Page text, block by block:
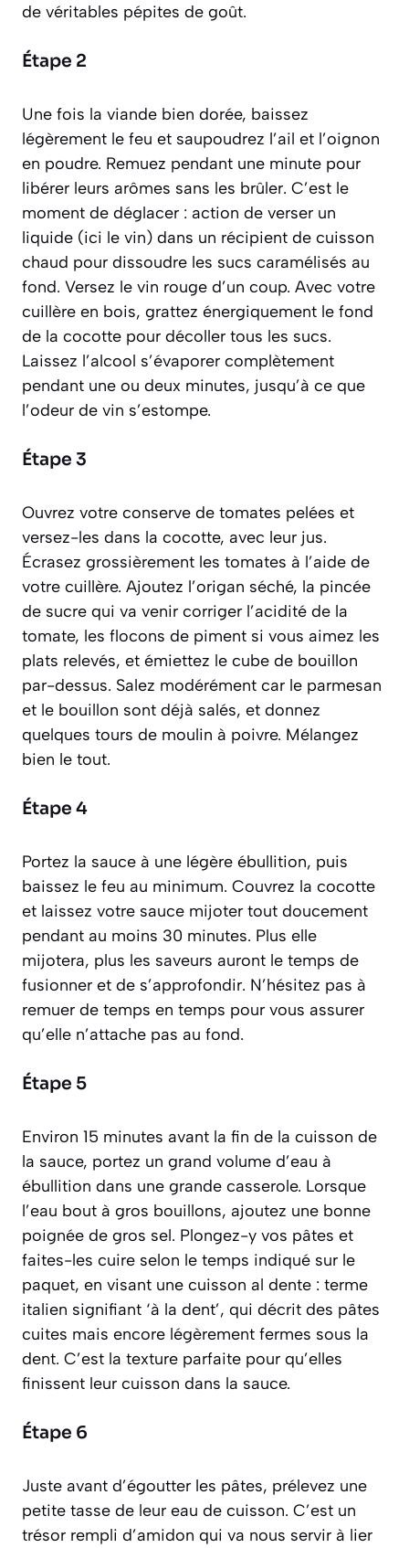
de véritables pépites de goût.
Étape 2
Une fois la viande bien dorée, baissez
légèrement le feu et saupoudrez l’ail et l’oignon
en poudre. Remuez pendant une minute pour
libérer leurs arômes sans les brûler. C’est le
moment de déglacer : action de verser un
liquide (ici le vin) dans un récipient de cuisson
chaud pour dissoudre les sucs caramélisés au
fond. Versez le vin rouge d’un coup. Avec votre
cuillère en bois, grattez énergiquement le fond
de la cocotte pour décoller tous les sucs.
Laissez l’alcool s’évaporer complètement
pendant une ou deux minutes, jusqu’à ce que
l’odeur de vin s’estompe.
Étape 3
Ouvrez votre conserve de tomates pelées et
versez-les dans la cocotte, avec leur jus.
Écrasez grossièrement les tomates à l’aide de
votre cuillère. Ajoutez l’origan séché, la pincée
de sucre qui va venir corriger l’acidité de la
tomate, les flocons de piment si vous aimez les
plats relevés, et émiettez le cube de bouillon
par-dessus. Salez modérément car le parmesan
et le bouillon sont déjà salés, et donnez
quelques tours de moulin à poivre. Mélangez
bien le tout.
Étape 4
Portez la sauce à une légère ébullition, puis
baissez le feu au minimum. Couvrez la cocotte
et laissez votre sauce mijoter tout doucement
pendant au moins 30 minutes. Plus elle
mijotera, plus les saveurs auront le temps de
fusionner et de s’approfondir. N’hésitez pas à
remuer de temps en temps pour vous assurer
qu’elle n’attache pas au fond.
Étape 5
Environ 15 minutes avant la fin de la cuisson de
la sauce, portez un grand volume d’eau à
ébullition dans une grande casserole. Lorsque
l’eau bout à gros bouillons, ajoutez une bonne
poignée de gros sel. Plongez-y vos pâtes et
faites-les cuire selon le temps indiqué sur le
paquet, en visant une cuisson al dente : terme
italien signifiant ‘à la dent’, qui décrit des pâtes
cuites mais encore légèrement fermes sous la
dent. C’est la texture parfaite pour qu’elles
finissent leur cuisson dans la sauce.
Étape 6
Juste avant d’égoutter les pâtes, prélevez une
petite tasse de leur eau de cuisson. C’est un
trésor rempli d’amidon qui va nous servir à lier